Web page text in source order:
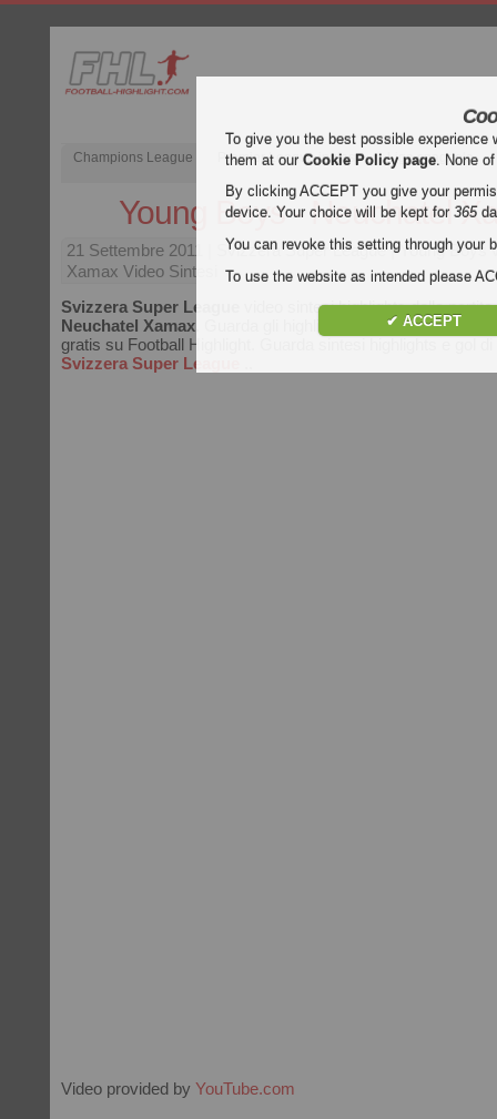
Champions League Premier League inglese Liga spagnola
Young Boys - Neuchatel
21 Settembre 2011
| Svizzera Super League | Young Boys
Xamax Video Sintesi
Svizzera Super League
video sintesi highlights della partita
Neuchatel Xamax . Guarda gli highlights di Young Boys -
gratis su Football Highlight. Guarda sintesi highlights e gol
Svizzera Super League
Video provided by YouTube.com
To give you the best possible
them at ourCookie Policy page. None
By clicking ACCEPT you give your
device. Your choice will be kept for365
You can revoke this setting through your
To use the website as intended please
✔ ACCEPT